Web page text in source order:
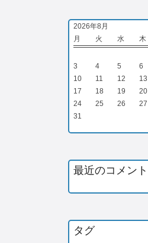
2026年8月
月
火 水 木
3
4 5 6
10
11 12 13
17
18 19 20
24
25 26 27
31
最近のコメント
タグ